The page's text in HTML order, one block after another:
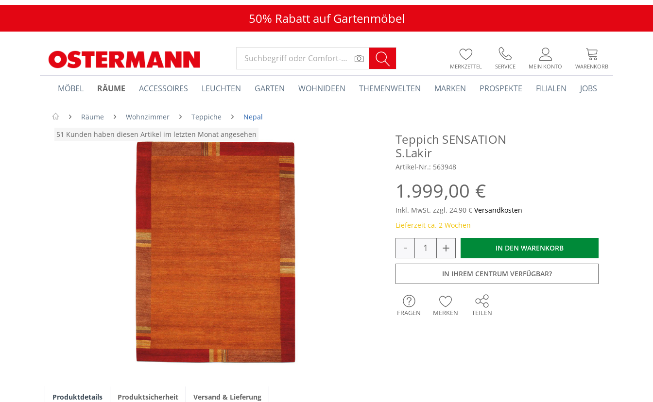
50% Rabatt auf Gartenmöbel
MERKZETTEL SERVICE MEIN KONTO WARENKORB
MÖBEL RÄUME ACCESSOIRES LEUCHTEN GARTEN WOHNIDEEN THEMENWELTEN MARKEN PROSPEKTE FILIALEN JOBS
Räume Wohnzimmer Teppiche
Nepal
51 Kunden haben diesen Artikel im letzten Monat angesehen
Teppich SENSATION
S.Lakir
Artikel-Nr.: 563948
1.999,00 €
Inkl. MwSt. zzgl. 24,90 € Versandkosten
Lieferzeit ca. 2 Wochen
- + IN DEN WARENKORB
IN IHREM CENTRUM VERFÜGBAR?
FRAGEN MERKEN TEILEN
Produktdetails Produktsicherheit Versand & Lieferung